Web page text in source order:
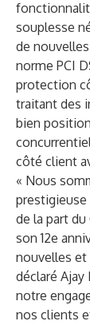
souplesse
de
norme PCI
protection
traitant des
bien
côté client
« Nous
prestigieuse
de la part
son 12e
nouvelles et
déclaré Ajay
notre
nos clients